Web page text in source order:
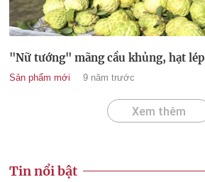
"Nữ tướng" mãng cầu khủng, hạt lép
Sản phẩm mới 9 năm trước
Xem thêm
Tin nổi bật